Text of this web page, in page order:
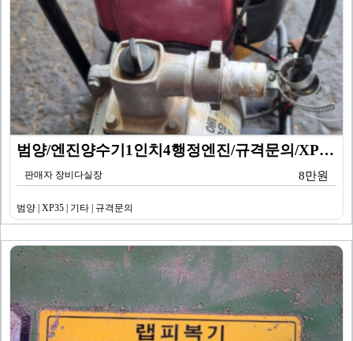
범양/엔진양수기1인치4행정엔진/규격문의/XP35/기타
판매자 장비다실장 8만원
범양 | XP35 | 기타 | 규격문의